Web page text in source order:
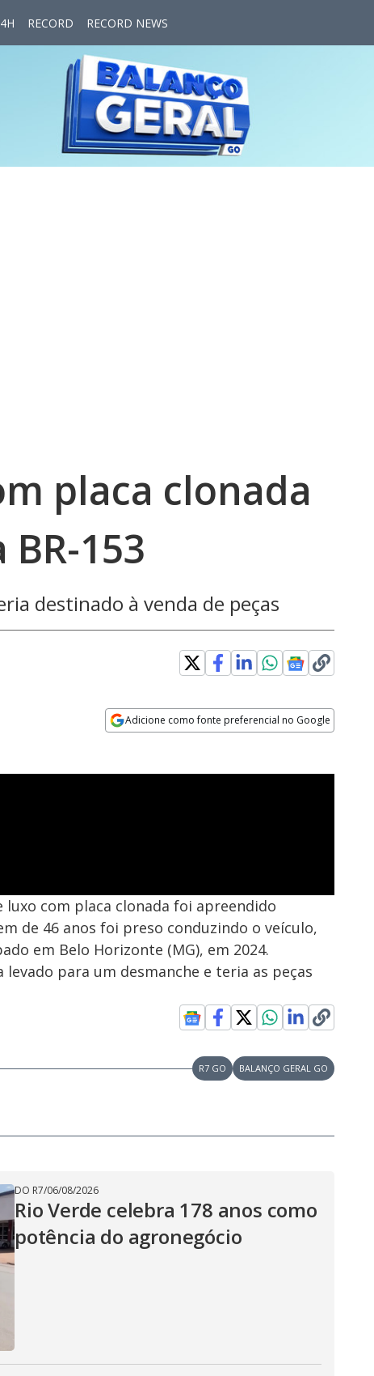
RECORD RECORD NEWS
placa clonada
153
destinado à venda de peças
Adicione como fonte preferencial no Google
luxo com placa clonada foi apreendido
de 46 anos foi preso conduzindo o veículo,
em Belo Horizonte (MG), em 2024.
para um desmanche e teria as peças
R7 GO BALANÇO GERAL GO
DO R7/06/08/2026
Rio Verde celebra 178 anos como
potência do agronegócio